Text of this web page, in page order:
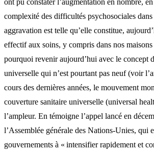
ont pu constater l’augmentation en nombre,
complexité des difficultés psychosociales
aggravation est telle qu’elle constitue,
effectif aux soins, y compris dans nos
pourquoi revenir aujourd’hui avec le concept
universelle qui n’est pourtant pas neuf (voir
cours des dernières années, le mouvement
couverture sanitaire universelle (universal
l’ampleur. En témoigne l’appel lancé en
l’Assemblée générale des Nations-Unies, qui
gouvernements à « intensifier rapidement et